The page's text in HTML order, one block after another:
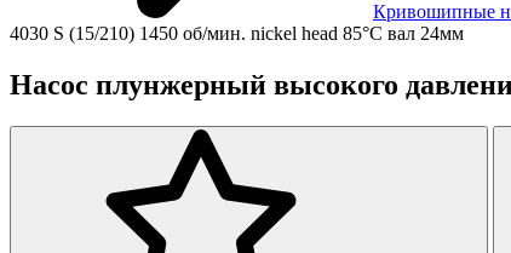
Кривошипные
4030 S (15/210) 1450 об/мин. nickel head 85°C вал 24мм
Насос плунжерный высокого